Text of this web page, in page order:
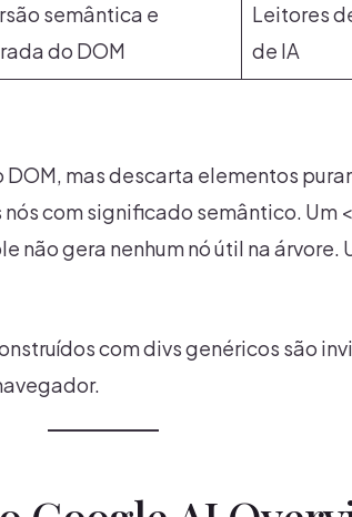
semântica e
do DOM
Leitores
de IA
mas descarta elementos
com significado semântico. Um
não gera nenhum nó útil na árvore.
com divs genéricos são